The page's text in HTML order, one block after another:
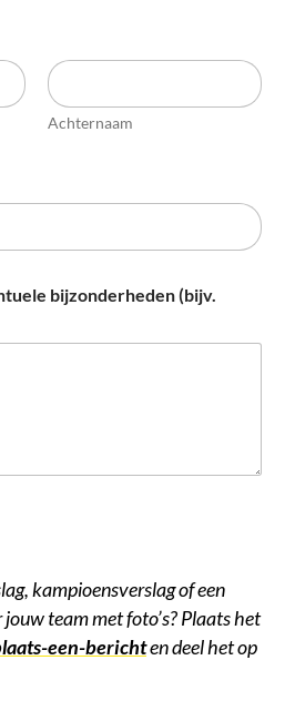
Achternaam
bijzonderheden (bijv.
kampioensverslag of een
team met foto’s? Plaats het
een-berichten deel het op